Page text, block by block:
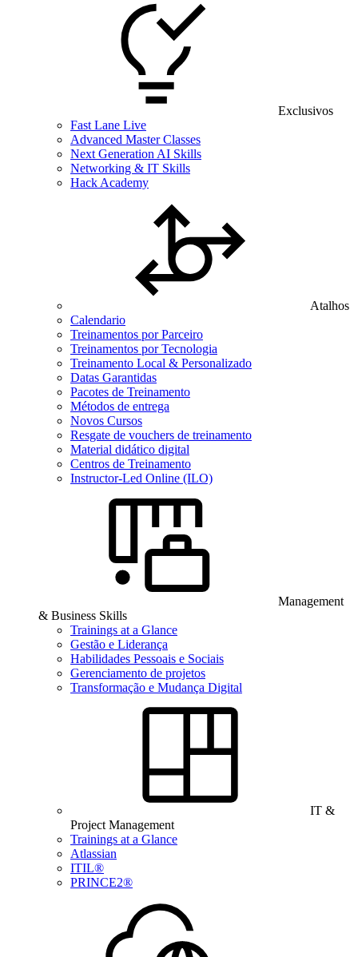
Exclusivos
Fast Lane Live
Advanced Master Classes
Next Generation AI Skills
Networking & IT Skills
Hack Academy
Atalhos
Calendario
Treinamentos por Parceiro
Treinamentos por Tecnologia
Treinamento Local & Personalizado
Datas Garantidas
Pacotes de Treinamento
Métodos de entrega
Novos Cursos
Resgate de vouchers de treinamento
Material didático digital
Centros de Treinamento
Instructor-Led Online (ILO)
Management
& Business Skills
Trainings at a Glance
Gestão e Liderança
Habilidades Pessoais e Sociais
Gerenciamento de projetos
Transformação e Mudança Digital
IT &
Project Management
Trainings at a Glance
Atlassian
ITIL®
PRINCE2®